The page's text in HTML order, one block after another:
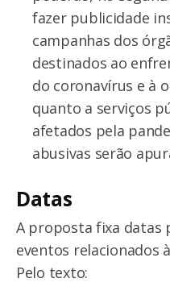
fazer publicidade
campanhas dos
destinados ao
do coronavírus e à
quanto a serviços
afetados pela
abusivas serão
Datas
A proposta fixa datas
eventos relacionados
Pelo texto: